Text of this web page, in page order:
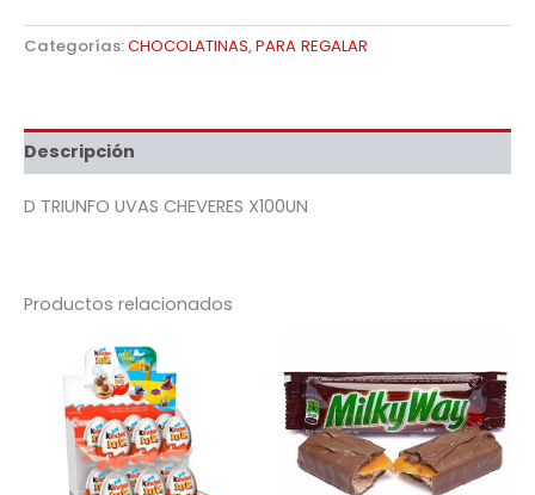
Categorías:CHOCOLATINAS,PARA REGALAR
Descripción
D TRIUNFO UVAS CHEVERES X100UN
Productos relacionados